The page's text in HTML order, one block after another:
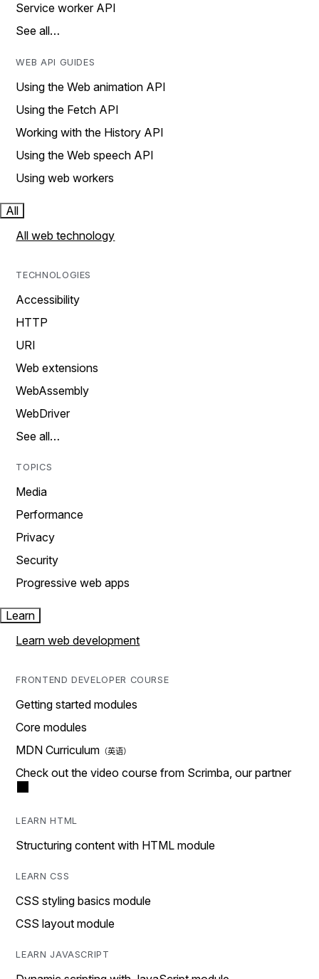
Service worker API
See all…
WEB API GUIDES
Using the Web animation API
Using the Fetch API
Working with the History API
Using the Web speech API
Using web workers
All
All web technology
TECHNOLOGIES
Accessibility
HTTP
URI
Web extensions
WebAssembly
WebDriver
See all…
TOPICS
Media
Performance
Privacy
Security
Progressive web apps
Learn
Learn web development
FRONTEND DEVELOPER COURSE
Getting started modules
Core modules
MDN Curriculum
Check out the video course from Scrimba, our partner
LEARN HTML
Structuring content with HTML module
LEARN CSS
CSS styling basics module
CSS layout module
LEARN JAVASCRIPT